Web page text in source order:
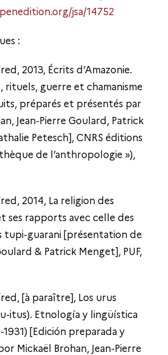
jsa/14752
:
2013, Écrits d’Amazonie.
rituels, guerre et chamanisme
préparés et présentés par
Jean-Pierre Goulard, Patrick
Petesch], CNRS éditions
de l’anthropologie »),
2014, La religion des
ses rapports avec celle des
tupi-guarani [présentation de
& Patrick Menget], PUF,
[à paraître], Los urus
itus). Etnología y lingüística
1931) [Edición preparada y
Mickaël Brohan, Jean-Pierre